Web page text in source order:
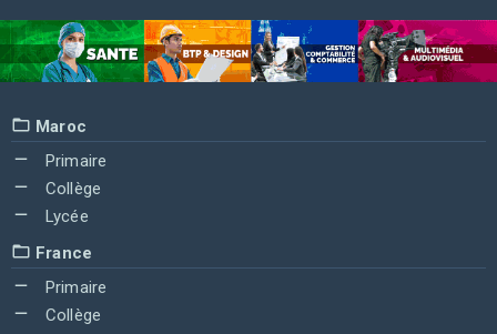
Maroc
Primaire
Collège
Lycée
France
Primaire
Collège